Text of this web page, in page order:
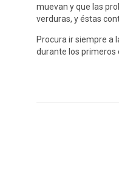
muevan y que las
verduras, y éstas
Procura ir siempre a
durante los primeros